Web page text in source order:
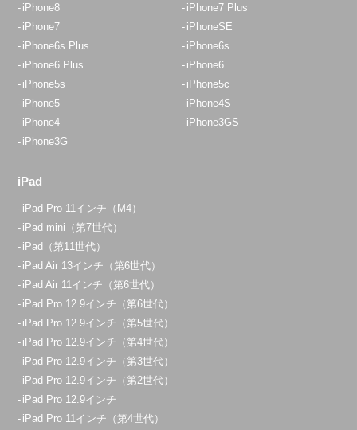
iPhone8
iPhone7 Plus
iPhone7
iPhoneSE
iPhone6s Plus
iPhone6s
iPhone6 Plus
iPhone6
iPhone5s
iPhone5c
iPhone5
iPhone4S
iPhone4
iPhone3GS
iPhone3G
iPad
iPad Pro 11インチ（M4）
iPad mini（第7世代）
iPad（第11世代）
iPad Air 13インチ（第6世代）
iPad Air 11インチ（第6世代）
iPad Pro 12.9インチ（第6世代）
iPad Pro 12.9インチ（第5世代）
iPad Pro 12.9インチ（第4世代）
iPad Pro 12.9インチ（第3世代）
iPad Pro 12.9インチ（第2世代）
iPad Pro 12.9インチ
iPad Pro 11インチ（第4世代）